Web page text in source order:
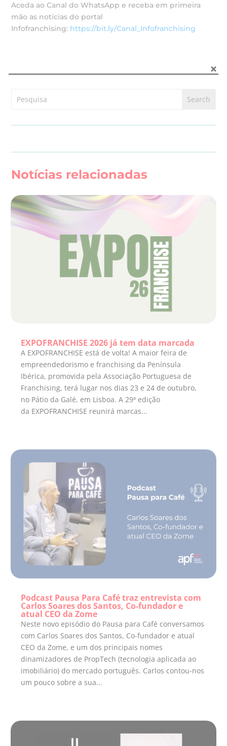
Aceda ao Canal do WhatsApp e receba em primeira
mão as notícias do portal
Infofranchising: https://bit.ly/Canal_Infofranchising
Notícias relacionadas
EXPOFRANCHISE 2026 já tem data marcada
A EXPOFRANCHISE está de volta! A maior feira de
empreendedorismo e franchising da Península
Ibérica, promovida pela Associação Portuguesa de
Franchising, terá lugar nos dias 23 e 24 de outubro,
no Pátio da Galé, em Lisboa. A 29ª edição
da EXPOFRANCHISE reunirá marcas...
Podcast Pausa Para Café traz entrevista com
Carlos Soares dos Santos, Co-fundador e
atual CEO da Zome
Neste novo episódio do Pausa para Café conversamos
com Carlos Soares dos Santos, Co-fundador e atual
CEO da Zome, e um dos principais nomes
dinamizadores de PropTech (tecnologia aplicada ao
imobiliário) do mercado português. Carlos contou-nos
um pouco sobre a sua...